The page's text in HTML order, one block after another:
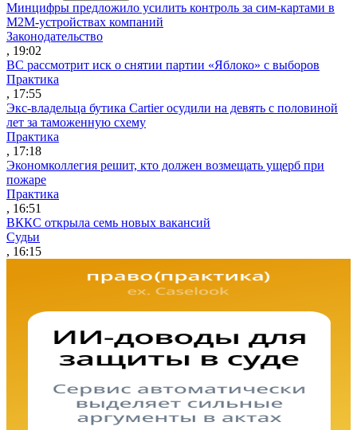
Минцифры предложило усилить контроль за сим-картами в
M2M-устройствах компаний
Законодательство
, 19:02
ВС рассмотрит иск о снятии партии «Яблоко» с выборов
Практика
, 17:55
Экс-владельца бутика Cartier осудили на девять с половиной
лет за таможенную схему
Практика
, 17:18
Экономколлегия решит, кто должен возмещать ущерб при
пожаре
Практика
, 16:51
ВККС открыла семь новых вакансий
Судьи
, 16:15